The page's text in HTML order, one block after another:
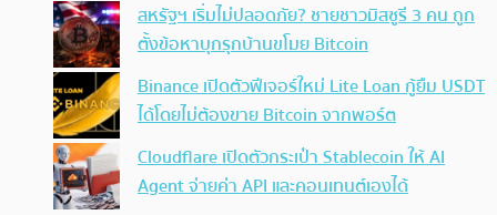
สหรัฐฯ เริ่มไม่ปลอดภัย? ชายชาวมิสซูรี 3 คน ถูก
ตั้งข้อหาบุกรุกบ้านขโมย Bitcoin
Binance เปิดตัวฟีเจอร์ใหม่ Lite Loan กู้ยืม USDT
ได้โดยไม่ต้องขาย Bitcoin จากพอร์ต
Cloudflare เปิดตัวกระเป๋า Stablecoin ให้ AI
Agent จ่ายค่า API และคอนเทนต์เองได้